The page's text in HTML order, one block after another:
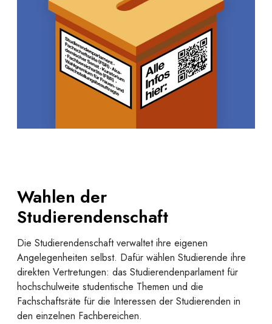
Wahlen der
Studierendenschaft
Die Studierendenschaft verwaltet ihre eigenen
Angelegenheiten selbst. Dafür wählen Studierende ihre
direkten Vertretungen: das Studierendenparlament für
hochschulweite studentische Themen und die
Fachschaftsräte für die Interessen der Studierenden in
den einzelnen Fachbereichen.